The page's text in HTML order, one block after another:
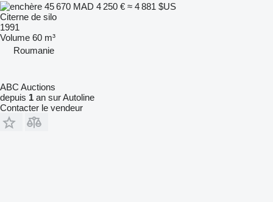
45 670 MAD 4 250 € ≈ 4 881 $US
Citerne de silo
1991
Volume 60 m³
Roumanie
ABC Auctions
depuis 1 an sur Autoline
Contacter le vendeur